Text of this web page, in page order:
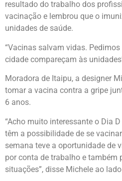
resultado do trabalho dos
vacinação e lembrou que o
unidades de saúde.
“Vacinas salvam vidas.
cidade compareçam às
Moradora de Itaipu, a designer
tomar a vacina contra a gripe
6 anos.
“Acho muito interessante o Dia
têm a possibilidade de se
semana teve a oportunidade de
por conta de trabalho e também
situações”, disse Michele ao